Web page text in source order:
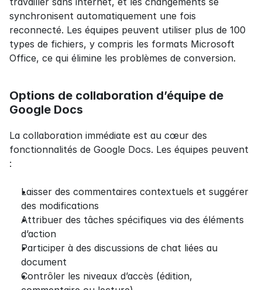
synchronisent automatiquement une fois
reconnecté. Les équipes peuvent utiliser plus de 100
types de fichiers, y compris les formats Microsoft
Office, ce qui élimine les problèmes de conversion.
Options de collaboration d’équipe de
Google Docs
La collaboration immédiate est au cœur des
fonctionnalités de Google Docs. Les équipes peuvent
:
Laisser des commentaires contextuels et suggérer
des modifications
Attribuer des tâches spécifiques via des éléments
d’action
Participer à des discussions de chat liées au
document
Contrôler les niveaux d’accès (édition,